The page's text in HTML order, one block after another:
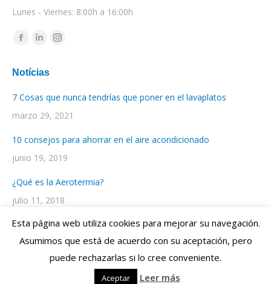
Lunes - Viernes: 8:00h a 16:00h
Encuéntranos en:
Facebook
opens
window
Linkedin
opens
window
Instagram
Notícias
7 Cosas que nunca tendrías que poner en el lavaplatos
marzo 29, 2021
10 consejos para ahorrar en el aire acondicionado
junio 19, 2019
¿Qué es la Aerotermia?
julio 11, 2018
Diseño Web porENRICGOMEZ.COM- Web Design Studio
+34 93 769 06 55| © Electrosol Calella |
Política de Privacidad
|Política de Cookies
Esta página web utiliza cookies para mejorar su navegación.
Asumimos que está de acuerdo con su aceptación, pero
puede rechazarlas si lo cree conveniente.
Aceptar Leer más